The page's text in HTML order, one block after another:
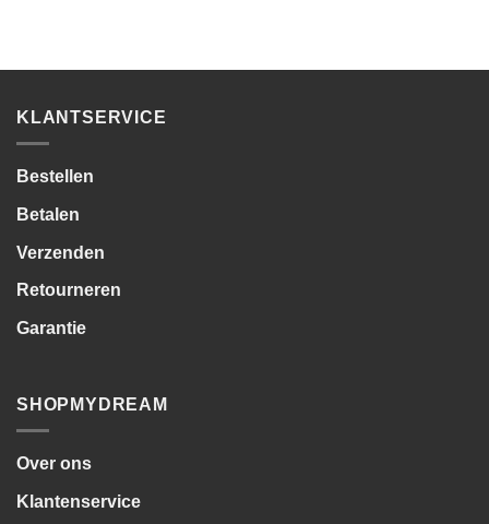
KLANTSERVICE
Bestellen
Betalen
Verzenden
Retourneren
Garantie
SHOPMYDREAM
Over ons
Klantenservice